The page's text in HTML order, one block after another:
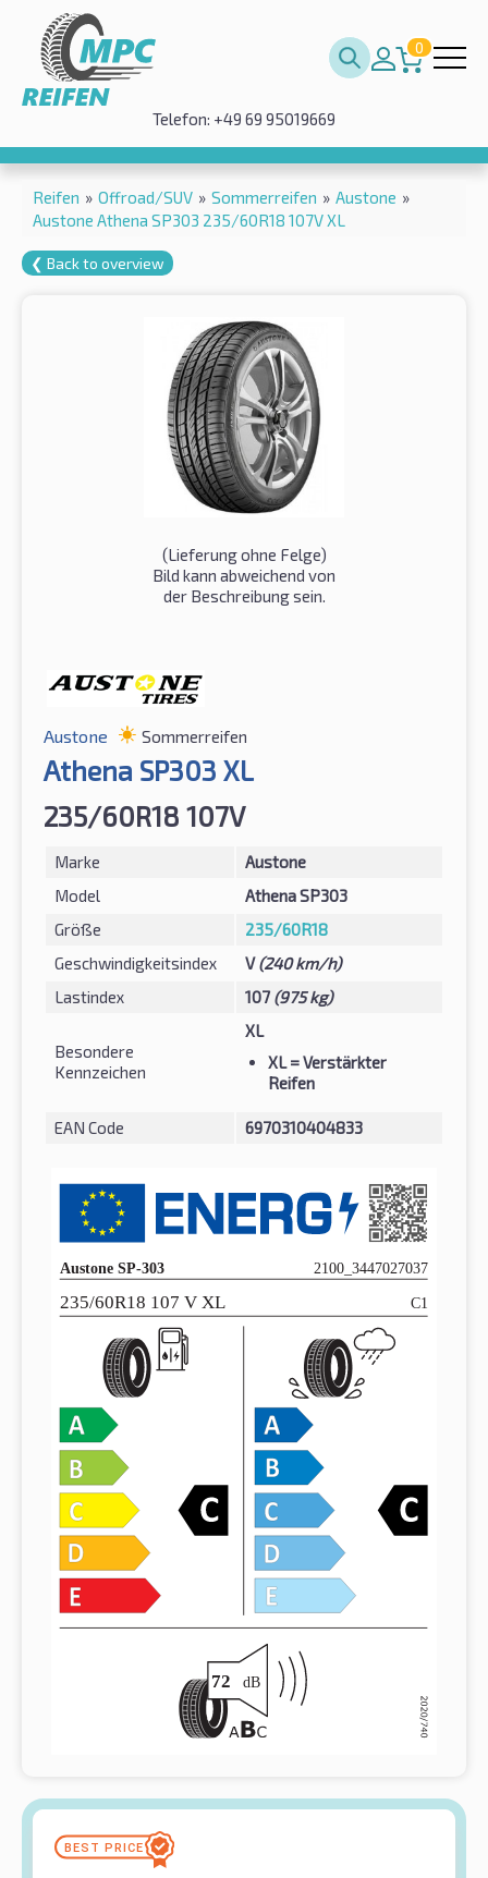
0
Telefon: +49 69 95019669
Reifen » Offroad/SUV » Sommerreifen » Austone »
Austone Athena SP303 235/60R18 107V XL
❮ Back to overview
(Lieferung ohne Felge)
Bild kann abweichend von
der Beschreibung sein.
Austone Sommerreifen
Athena SP303 XL
235/60R18 107V
Marke
Austone
Model
Athena SP303
Größe
235/60R18
Geschwindigkeitsindex
V(240 km/h)
Lastindex
107 (975 kg)
Besondere
Kennzeichen
XL
XL= Verstärkter
Reifen
EAN Code 6970310404833